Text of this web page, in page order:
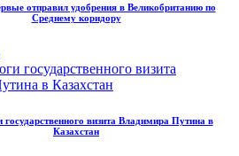
отправил удобрения в Великобританию по
Среднему коридору
государственного визита Владимира Путина в
Казахстан